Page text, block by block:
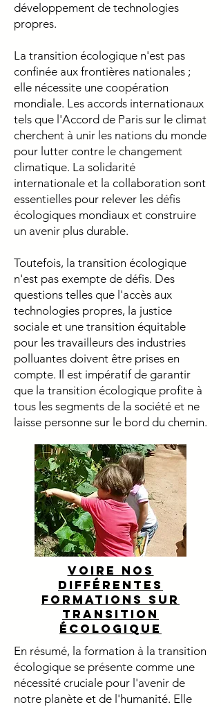
développement de technologies
propres.
La transition écologique n'est pas
confinée aux frontières nationales ;
elle nécessite une coopération
mondiale. Les accords internationaux
tels que l'Accord de Paris sur le climat
cherchent à unir les nations du monde
pour lutter contre le changement
climatique. La solidarité
internationale et la collaboration sont
essentielles pour relever les défis
écologiques mondiaux et construire
un avenir plus durable.
Toutefois, la transition écologique
n'est pas exempte de défis. Des
questions telles que l'accès aux
technologies propres, la justice
sociale et une transition équitable
pour les travailleurs des industries
polluantes doivent être prises en
compte. Il est impératif de garantir
que la transition écologique profite à
tous les segments de la société et ne
laisse personne sur le bord du chemin.
Voire nos
différentes
formations sur
transition
écologique
En résumé, la formation à la transition
écologique se présente comme une
nécessité cruciale pour l'avenir de
notre planète et de l'humanité. Elle